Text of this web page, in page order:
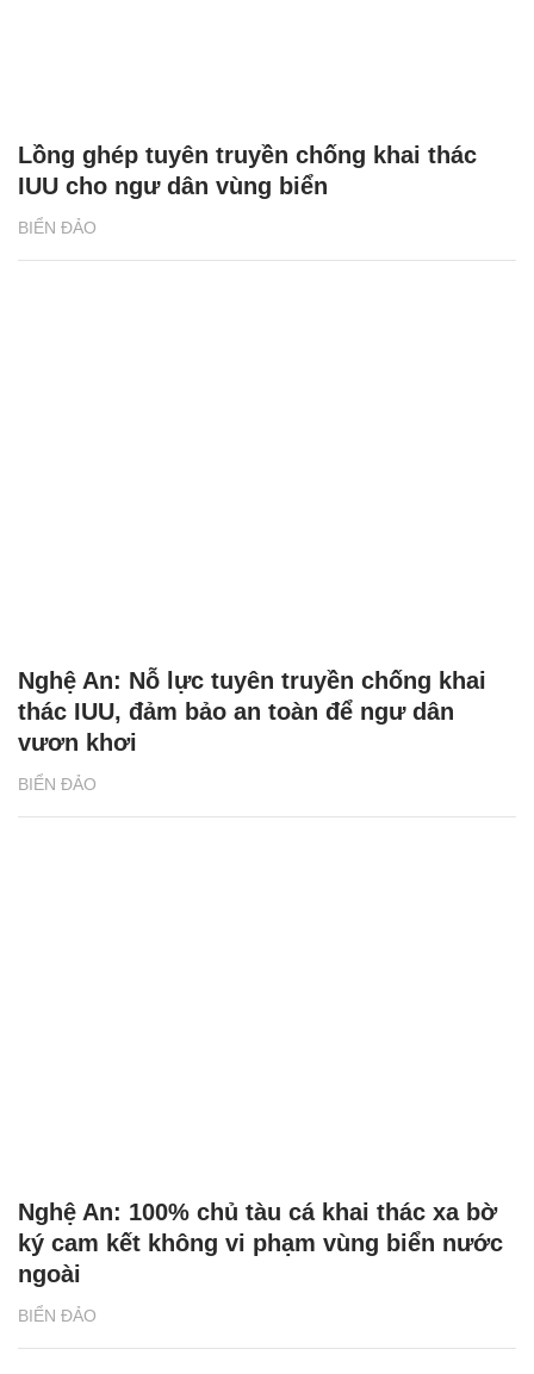
BIỂN ĐẢO
Lồng ghép tuyên truyền chống khai thác
IUU cho ngư dân vùng biển
BIỂN ĐẢO
Nghệ An: Nỗ lực tuyên truyền chống khai
thác IUU, đảm bảo an toàn để ngư dân
vươn khơi
BIỂN ĐẢO
Nghệ An: 100% chủ tàu cá khai thác xa bờ
ký cam kết không vi phạm vùng biển nước
ngoài